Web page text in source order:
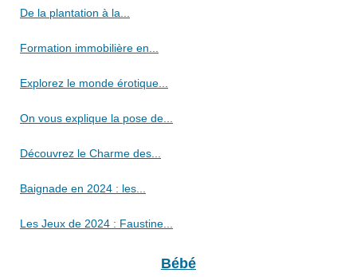
De la plantation à la...
Formation immobilière en...
Explorez le monde érotique...
On vous explique la pose de...
Découvrez le Charme des...
Baignade en 2024 : les...
Les Jeux de 2024 : Faustine...
Bébé